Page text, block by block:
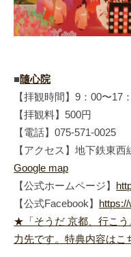
■隨心院
【拝観時間】9：00〜17
【拝観料】500円
【電話】075-571-0025
【アクセス】地下鉄東
Google map
【公式ホームページ】
【公式Facebook】
★「そうだ 京都、行こう
力先です。特典内容はこ